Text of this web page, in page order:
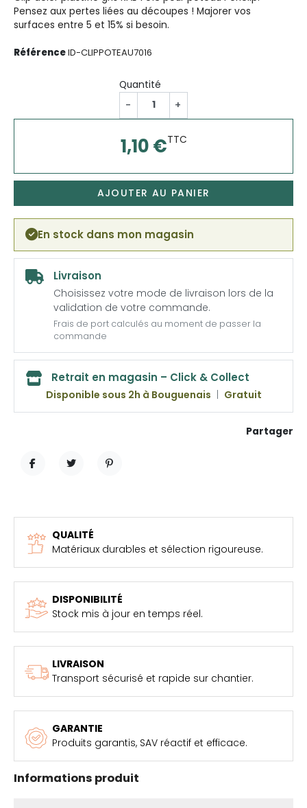
Pensez aux pertes liées au découpes ! Majorer vos
surfaces entre 5 et 15% si besoin.
RéférenceID-CLIPPOTEAU7016
Quantité
- +
1,10 €TTC
AJOUTER AU PANIER
En stock dans mon magasin
Livraison
Choisissez votre mode de livraison lors de la
validation de votre commande.
Frais de port calculés au moment de passer la
commande
Retrait en magasin – Click & Collect
Disponible sous 2h à Bouguenais Gratuit
Partager
QUALITÉ
Matériaux durables et sélection rigoureuse.
DISPONIBILITÉ
Stock mis à jour en temps réel.
LIVRAISON
Transport sécurisé et rapide sur chantier.
GARANTIE
Produits garantis, SAV réactif et efficace.
Informations produit